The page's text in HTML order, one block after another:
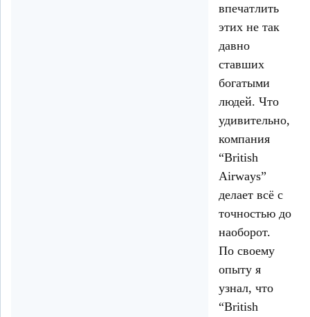
впечатлить
этих не так
давно
ставших
богатыми
людей. Что
удивительно,
компания
“British
Airways”
делает всё с
точностью до
наоборот.
По своему
опыту я
узнал, что
“British